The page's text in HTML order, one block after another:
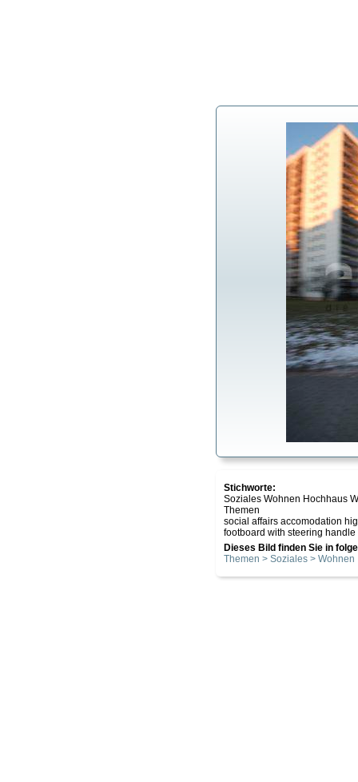
Stichworte:
Soziales Wohnen Hochhaus
Themen
social affairs accomodation
footboard with steering
Dieses Bild finden Sie in
Themen > Soziales > Wohnen